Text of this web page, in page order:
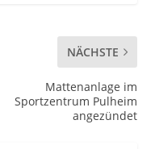
NÄCHSTE
Mattenanlage im
Sportzentrum Pulheim
angezündet